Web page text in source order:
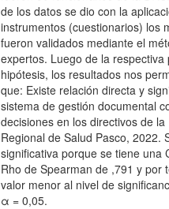
de los datos se dio con la
instrumentos (cuestionarios) los
fueron validados mediante el
expertos. Luego de la respectiva
hipótesis, los resultados nos
que: Existe relación directa y
sistema de gestión documental
decisiones en los directivos de la
Regional de Salud Pasco, 2022.
significativa porque se tiene una
Rho de Spearman de ,791 y por
valor menor al nivel de
α = 0,05.